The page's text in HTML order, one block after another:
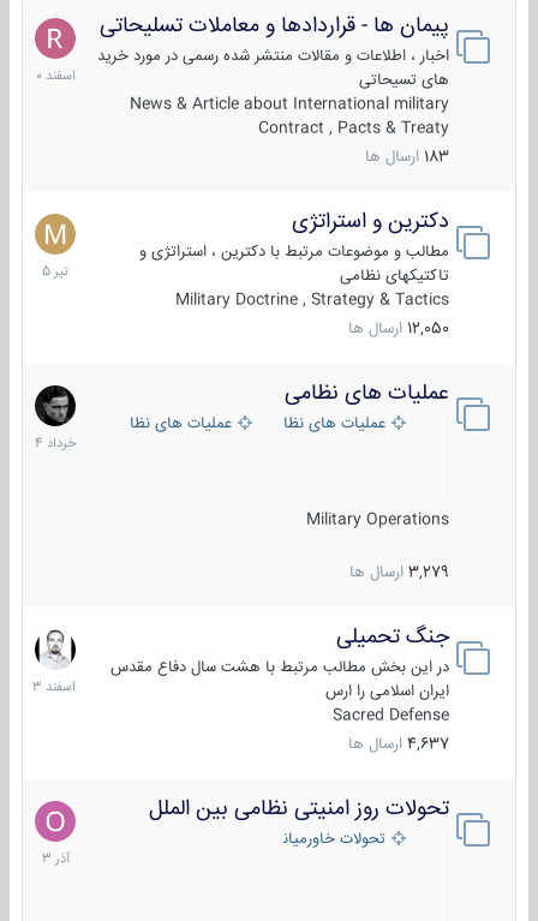
پیمان ها - قراردادها و معاملات تسلیحاتی
اخبار ، اطلاعات و مقالات منتشر شده رسمی در مورد خرید
های تسیحاتی
News & Article about International military
Contract , Pacts & Treaty
183 ارسال ها
7
اسفند
1400
دکترین و استراتژی
مطالب و موضوعات مرتبط با دکترین ، استراتژی و
تاکتیکهای نظامی
Military Doctrine , Strategy & Tactics
12,050 ارسال ها
27
تیر
1405
عملیات های نظامی
عملیات های نظامی ایرانعملیات های نظامی خارجی
Military Operations
3,279 ارسال ها
5
خرداد
1404
جنگ تحمیلی
در این بخش مطالب مرتبط با هشت سال دفاع مقدس
ایران اسلامی را ارس
Sacred Defense
4,637 ارسال ها
20
اسفند
1403
تحولات روز امنیتی نظامی بین الملل
تحولات خاورمیانه
21
آذر
1403